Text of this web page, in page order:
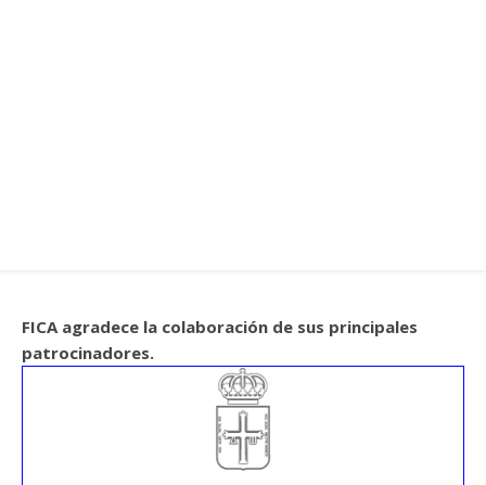
FICA agradece la colaboración de sus principales
patrocinadores.